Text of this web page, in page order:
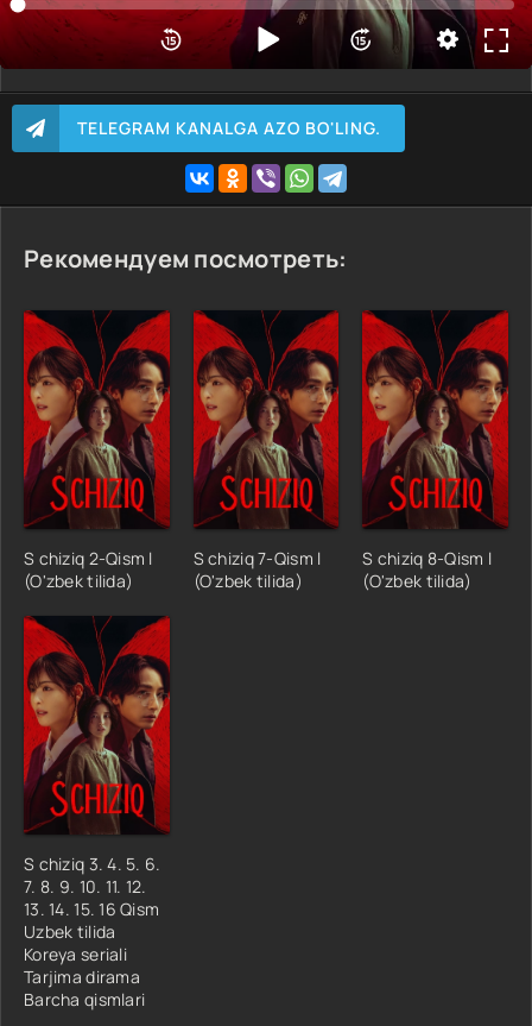
7 Qism
9 Qism
10 QismTELEGRAM KANALGA AZO BO'LING.
Рекомендуем посмотреть:
S chiziq 2-Qism l
(O'zbek tilida)
S chiziq 7-Qism l
(O'zbek tilida)
S chiziq 8-Qism l
(O'zbek tilida)
S chiziq 3. 4. 5. 6.
7. 8. 9. 10. 11. 12.
13. 14. 15. 16 Qism
Uzbek tilida
Koreya seriali
Tarjima dirama
Barcha qismlari